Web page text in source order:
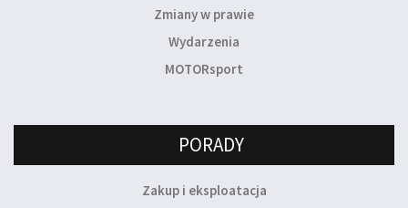
Zmiany w prawie
Wydarzenia
MOTORsport
PORADY
Zakup i eksploatacja